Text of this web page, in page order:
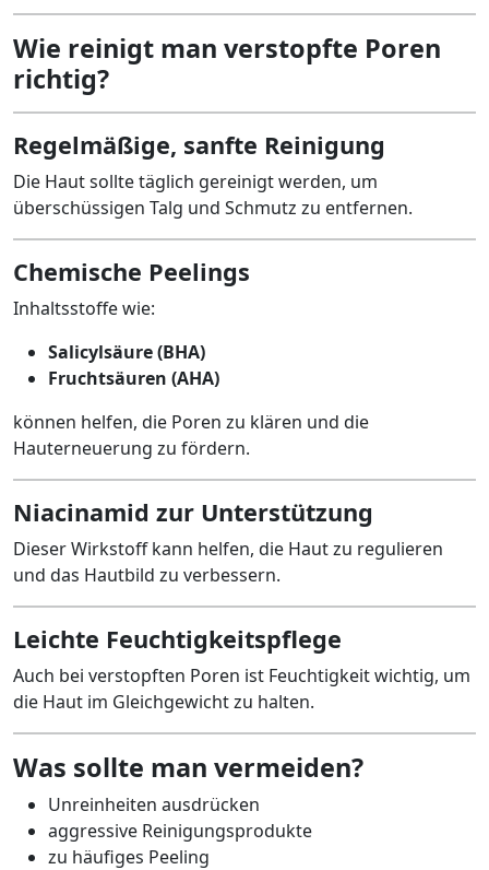
Wie reinigt man verstopfte Poren
richtig?
Regelmäßige, sanfte Reinigung
Die Haut sollte täglich gereinigt werden, um
überschüssigen Talg und Schmutz zu entfernen.
Chemische Peelings
Inhaltsstoffe wie:
Salicylsäure (BHA)
Fruchtsäuren (AHA)
können helfen, die Poren zu klären und die
Hauterneuerung zu fördern.
Niacinamid zur Unterstützung
Dieser Wirkstoff kann helfen, die Haut zu regulieren
und das Hautbild zu verbessern.
Leichte Feuchtigkeitspflege
Auch bei verstopften Poren ist Feuchtigkeit wichtig, um
die Haut im Gleichgewicht zu halten.
Was sollte man vermeiden?
Unreinheiten ausdrücken
aggressive Reinigungsprodukte
zu häufiges Peeling